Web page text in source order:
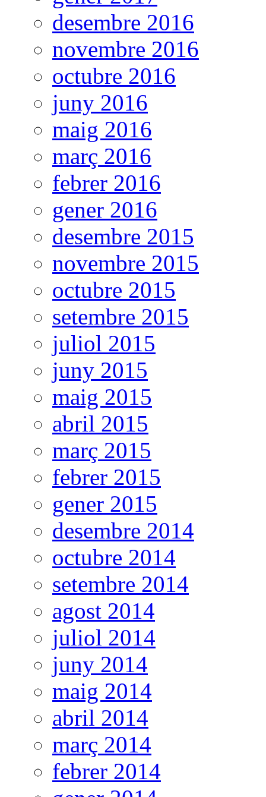
desembre 2016
novembre 2016
octubre 2016
juny 2016
maig 2016
març 2016
febrer 2016
gener 2016
desembre 2015
novembre 2015
octubre 2015
setembre 2015
juliol 2015
juny 2015
maig 2015
abril 2015
març 2015
febrer 2015
gener 2015
desembre 2014
octubre 2014
setembre 2014
agost 2014
juliol 2014
juny 2014
maig 2014
abril 2014
març 2014
febrer 2014